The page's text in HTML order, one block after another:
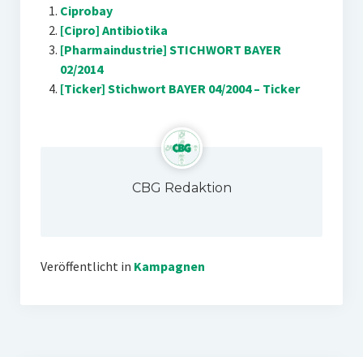
Ciprobay
[Cipro] Antibiotika
[Pharmaindustrie] STICHWORT BAYER
02/2014
[Ticker] Stichwort BAYER 04/2004 – Ticker
CBG Redaktion
Veröffentlicht in Kampagnen